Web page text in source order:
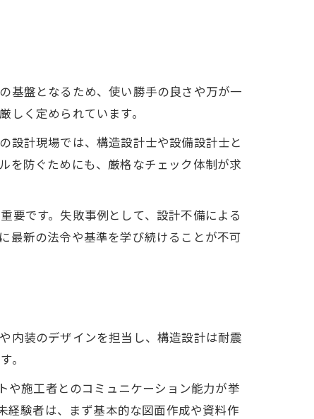
基盤となるため、使い勝手の良さや万が一
く定められています。
設計現場では、構造設計士や設備設計士と
を防ぐためにも、厳格なチェック体制が求
要です。失敗事例として、設計不備による
最新の法令や基準を学び続けることが不可
内装のデザインを担当し、構造設計は耐震
。
や施工者とのコミュニケーション能力が挙
経験者は、まず基本的な図面作成や資料作